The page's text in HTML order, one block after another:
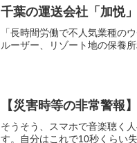
千葉の運送会社「加悦
「長時間労働で不人気業種の
ルーザー、リゾート地の保養
【災害時等の非常警報
そうそう、スマホで音楽聴く
す。自分はこれで10秒くらい